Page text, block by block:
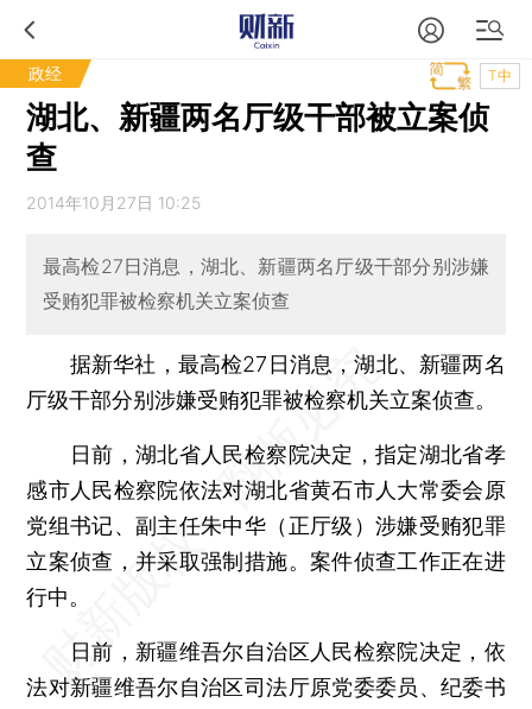
政经 T中
湖北、新疆两名厅级干部被立案侦
查
2014年10月27日 10:25
最高检27日消息，湖北、新疆两名厅级干部分别涉嫌
受贿犯罪被检察机关立案侦查
据新华社，最高检27日消息，湖北、新疆两名
厅级干部分别涉嫌受贿犯罪被检察机关立案侦查。
日前，湖北省人民检察院决定，指定湖北省孝
感市人民检察院依法对湖北省黄石市人大常委会原
党组书记、副主任朱中华（正厅级）涉嫌受贿犯罪
立案侦查，并采取强制措施。案件侦查工作正在进
行中。
日前，新疆维吾尔自治区人民检察院决定，依
法对新疆维吾尔自治区司法厅原党委委员、纪委书